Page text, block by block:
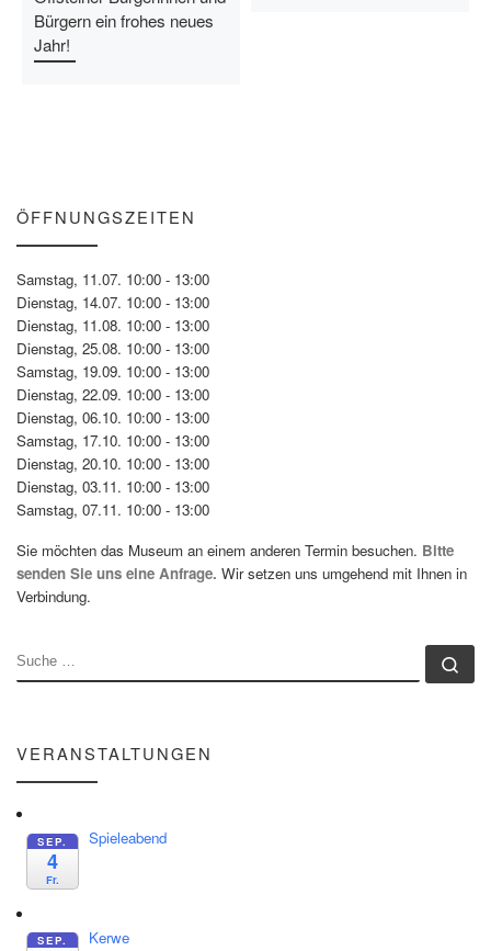
Bürgern ein frohes neues
Jahr!
ÖFFNUNGSZEITEN
Samstag, 11.07. 10:00 - 13:00
Dienstag, 14.07. 10:00 - 13:00
Dienstag, 11.08. 10:00 - 13:00
Dienstag, 25.08. 10:00 - 13:00
Samstag, 19.09. 10:00 - 13:00
Dienstag, 22.09. 10:00 - 13:00
Dienstag, 06.10. 10:00 - 13:00
Samstag, 17.10. 10:00 - 13:00
Dienstag, 20.10. 10:00 - 13:00
Dienstag, 03.11. 10:00 - 13:00
Samstag, 07.11. 10:00 - 13:00
Sie möchten das Museum an einem anderen Termin besuchen. Bitte
senden Sie uns eine Anfrage. Wir setzen uns umgehend mit Ihnen in
Verbindung.
SUCHE
VERANSTALTUNGEN
SEP.
4
Fr.
Spieleabend
SEP. Kerwe